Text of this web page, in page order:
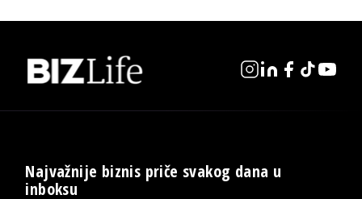
Najvažnije biznis priče svakog dana u
inboksu